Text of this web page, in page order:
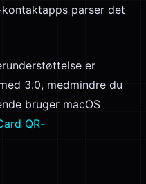
parser det
er
3.0, medmindre du
bruger macOS
QR-